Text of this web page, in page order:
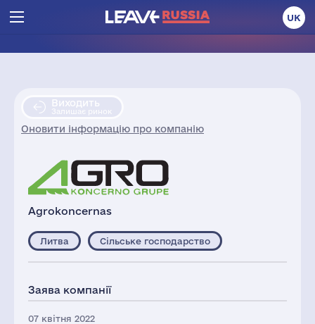
UK
Виходить
Залишає ринок
Оновити інформацію про компанію
Agrokoncernas
Литва Сільське господарство
Заява компанії
07 квітня 2022